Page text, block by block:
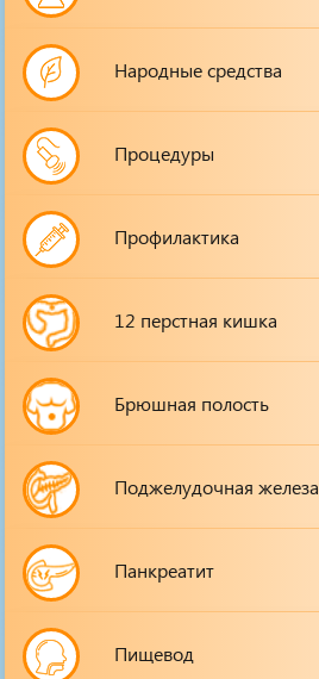
Народные средства
Процедуры
Профилактика
12 перстная кишка
Брюшная полость
Поджелудочная железа
Панкреатит
Пищевод